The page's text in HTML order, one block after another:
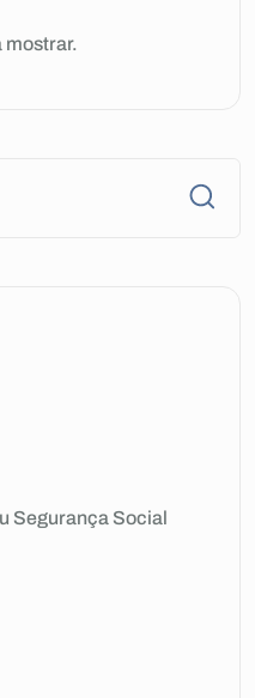
mostrar.
Segurança Social